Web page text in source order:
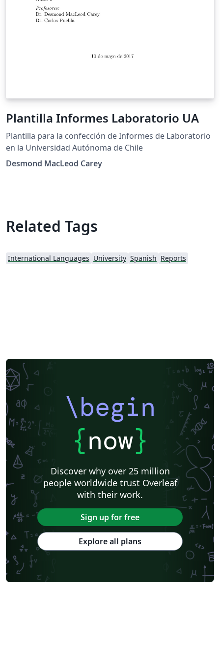
Plantilla Informes Laboratorio UA
Plantilla para la confección de Informes de Laboratorio
en la Universidad Autónoma de Chile
Desmond MacLeod Carey
Related Tags
International Languages University Spanish Reports
\begin
{now}
Discover why over 25 million
people worldwide trust Overleaf
with their work.
Sign up for free
Explore all plans